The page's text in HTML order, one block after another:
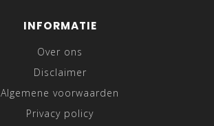
INFORMATIE
Over ons
Disclaimer
Algemene voorwaarden
Privacy policy